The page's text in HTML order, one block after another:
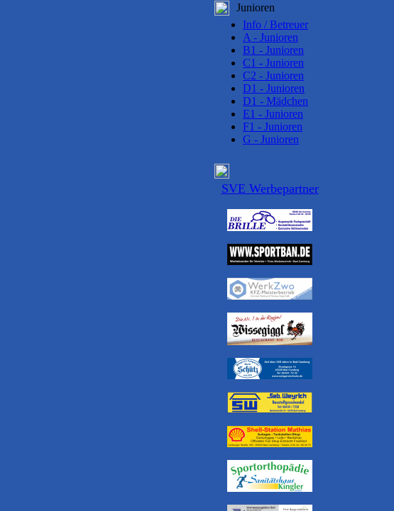
Junioren
Info / Betreuer
A - Junioren
B1 - Junioren
C1 - Junioren
C2 - Junioren
D1 - Junioren
D1 - Mädchen
E1 - Junioren
F1 - Junioren
G - Junioren
SVE Werbepartner